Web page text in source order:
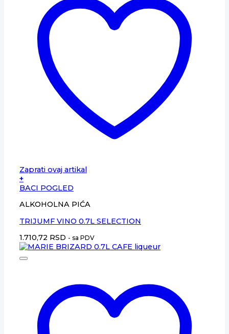
Zaprati ovaj artikal
+
BACI POGLED
ALKOHOLNA PIĆA
TRIJUMF VINO 0.7L SELECTION
1.710,72 RSD - sa PDV